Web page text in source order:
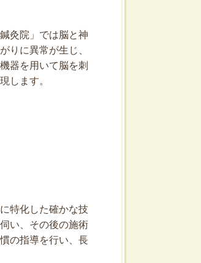
灸院」では脳と神
りに異常が生じ、
器を用いて脳を刺
します。
特化した確かな技
い、その後の施術
の指導を行い、長